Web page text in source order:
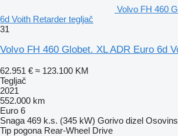
Volvo FH 460
6d Voith Retarder tegljač
31
Volvo FH 460 Globet. XL ADR Euro 6d
62.951 € ≈ 123.100 KM
Tegljač
2021
552.000 km
Euro 6
Snaga 469 k.s. (345 kW) Gorivo dizel
Tip pogona Rear-Wheel Drive